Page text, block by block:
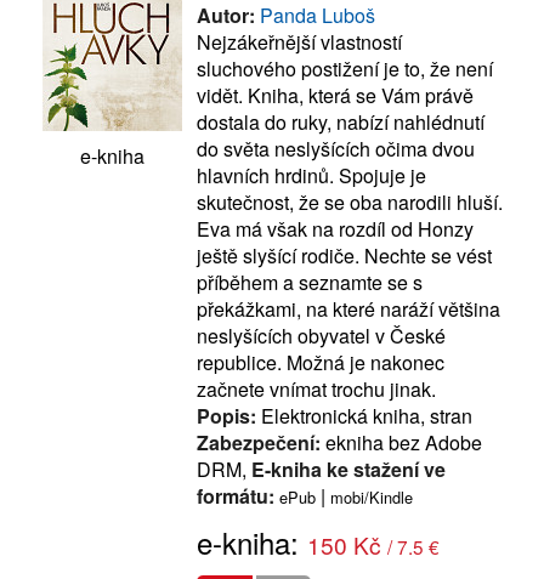
e-kniha
Autor: Panda Luboš
Nejzákeřnější vlastností
sluchového postižení je to, že není
vidět. Kniha, která se Vám právě
dostala do ruky, nabízí nahlédnutí
do světa neslyšících očima dvou
hlavních hrdinů. Spojuje je
skutečnost, že se oba narodili hluší.
Eva má však na rozdíl od Honzy
ještě slyšící rodiče. Nechte se vést
příběhem a seznamte se s
překážkami, na které naráží většina
neslyšících obyvatel v České
republice. Možná je nakonec
začnete vnímat trochu jinak.
Popis: Elektronická kniha, stran
Zabezpečení: ekniha bez Adobe
DRM, E-kniha ke stažení ve
formátu: ePub | mobi/Kindle
e-kniha: 150 Kč / 7.5 €